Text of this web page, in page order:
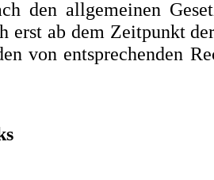
den allgemeinen
erst ab dem Zeitpunkt
von entsprechenden